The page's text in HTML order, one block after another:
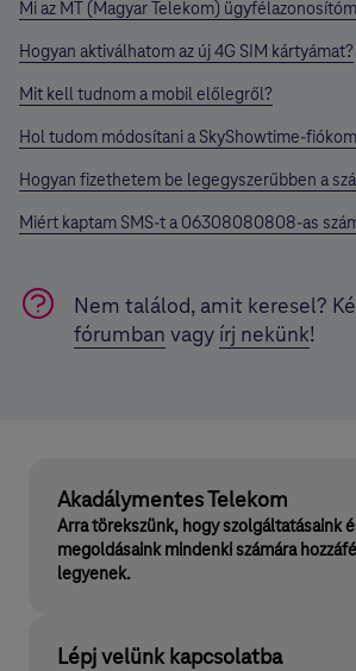
Mi az MT (Magyar Telekom)
Hogyan aktiválhatom az új 4G SIM kártyámat?
Mit kell tudnom a mobil előlegről?
Hol tudom módosítani a SkyShowtime-
Hogyan fizethetem be legegyszerűbben a
Miért kaptam SMS-t a 06308080808-as
Nem találod, amit keresel?
fórumban vagy írj nekünk!
Akadálymentes Telekom
Arra törekszünk, hogy szolgáltatásaink
megoldásaink mindenki számára
legyenek.
Lépj velünk kapcsolatba